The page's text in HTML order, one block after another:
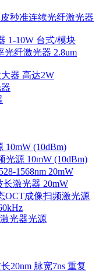
秒准连续光纤激光器
1-10W 台式/模块
光纤激光器 2.8um
器 高达2W
10mW (10dBm)
光源 10mW (10dBm)
1568nm 20mW
长激光器 20mW
OCT成像扫频激光源
光器光源
20nm 脉宽7ns 重复